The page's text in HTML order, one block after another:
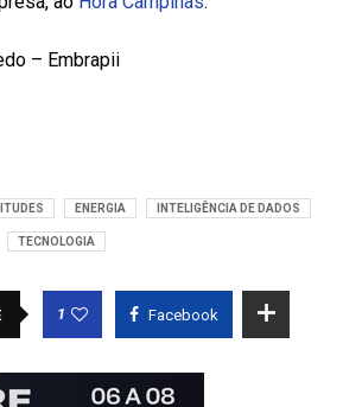
– Embrapii
ENERGIA INTELIGÊNCIA DE DADOS
TECNOLOGIA
1 Facebook